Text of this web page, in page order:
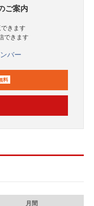
ご案内
きます
できます
バー
料
月間